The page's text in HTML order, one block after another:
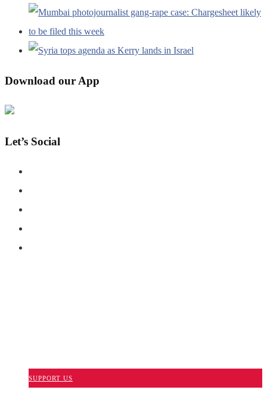
Download our App
Let’s Social
SUPPORT US